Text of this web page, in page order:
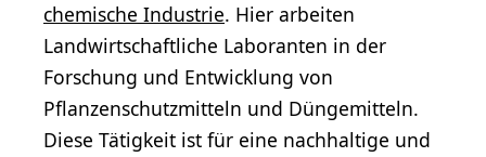
chemische Industrie. Hier arbeiten
Landwirtschaftliche Laboranten in der
Forschung und Entwicklung von
Pflanzenschutzmitteln und Düngemitteln.
Diese Tätigkeit ist für eine nachhaltige und